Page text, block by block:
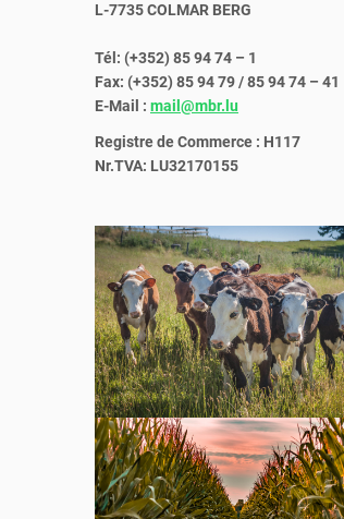
L-7735 COLMAR BERG
Tél: (+352) 85 94 74 – 1
Fax: (+352) 85 94 79 / 85 94 74 – 41
E-Mail : mail@mbr.lu
Registre de Commerce : H117
Nr.TVA: LU32170155